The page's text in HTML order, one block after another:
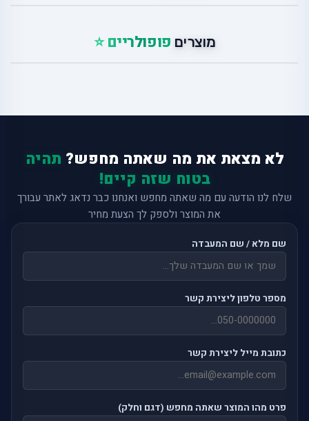
מוצרים פופולריים ⭐
לא מצאת את מה שאתה מחפש? תהיה
בטוח שזה קיים!
שלח לנו הודעה עם מה שאתה מחפש ואנחנו כבר נדאג לאתר עבורך
את המוצר ולספק לך הצעת מחיר
שם מלא / שם המעבדה
מספר טלפון ליצירת קשר
כתובת מייל ליצירת קשר
פרט מהו המוצר שאתה מחפש (דגם וחלק)